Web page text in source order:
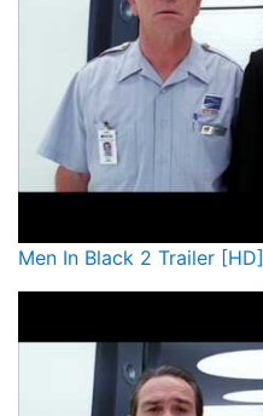
Men In Black 2 Trailer [HD]